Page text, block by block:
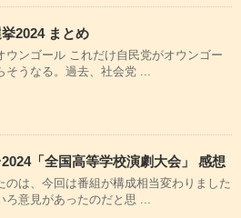
2024 まとめ
ウンゴール これだけ自民党がオウンゴー
そうなる。過去、社会党 ...
「全国高等学校演劇大会」 感想
のは、今回は番組が構成相当変わりました
ろ意見があったのだと思 ...